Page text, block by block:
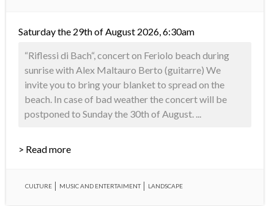
Saturday the 29th of August 2026, 6:30am
“Riflessi di Bach“, concert on Feriolo beach during
sunrise with Alex Maltauro Berto (guitarre) We
invite you to bring your blanket to spread on the
beach. In case of bad weather the concert will be
postponed to Sunday the 30th of August. ...
> Read more
CULTURE MUSIC AND ENTERTAIMENT LANDSCAPE